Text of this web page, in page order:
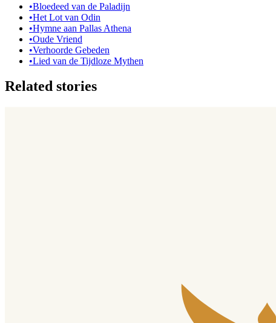
•Bloedeed van de Paladijn
•Het Lot van Odin
•Hymne aan Pallas Athena
•Oude Vriend
•Verhoorde Gebeden
•Lied van de Tijdloze Mythen
Related stories